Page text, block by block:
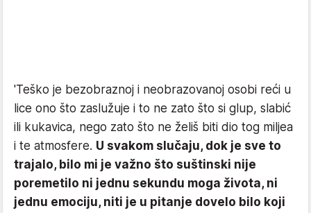
'Teško je bezobraznoj i neobrazovanoj osobi reći u
lice ono što zaslužuje i to ne zato što si glup, slabić
ili kukavica, nego zato što ne želiš biti dio tog miljea
i te atmosfere. U svakom slučaju, dok je sve to
trajalo, bilo mi je važno što suštinski nije
poremetilo ni jednu sekundu moga života, ni
jednu emociju, niti je u pitanje dovelo bilo koji